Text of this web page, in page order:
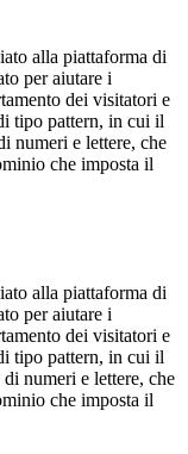
alla piattaforma di
per aiutare i
dei visitatori e
tipo pattern, in cui il
numeri e lettere, che
che imposta il
alla piattaforma di
per aiutare i
dei visitatori e
tipo pattern, in cui il
numeri e lettere, che
che imposta il